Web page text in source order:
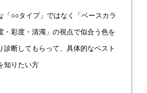
「○○タイプ」ではなく「ベースカラ
・彩度・清濁」の視点で似合う色を
診断してもらって、具体的なベスト
知りたい方